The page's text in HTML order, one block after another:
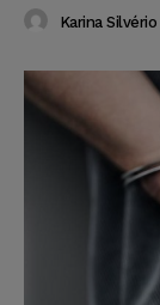
Karina Silvério